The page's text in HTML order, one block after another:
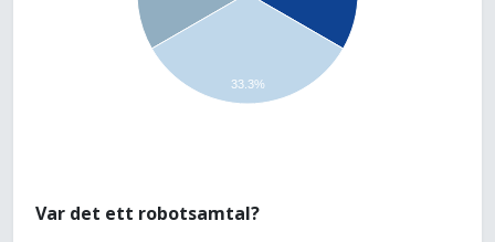
33.3%
Var det ett robotsamtal?